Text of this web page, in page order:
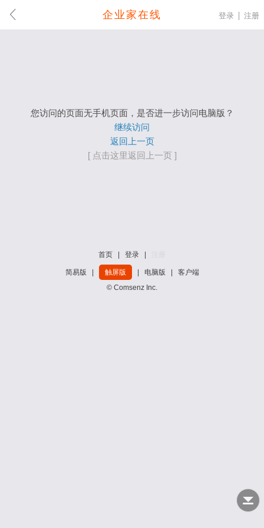
企业家在线 登录 注册
您访问的页面无手机页面，是否进一步访问电脑版？
继续访问
返回上一页
[ 点击这里返回上一页 ]
首页 登录
简易版 触屏版 电脑版
客户端
© Comsenz Inc.